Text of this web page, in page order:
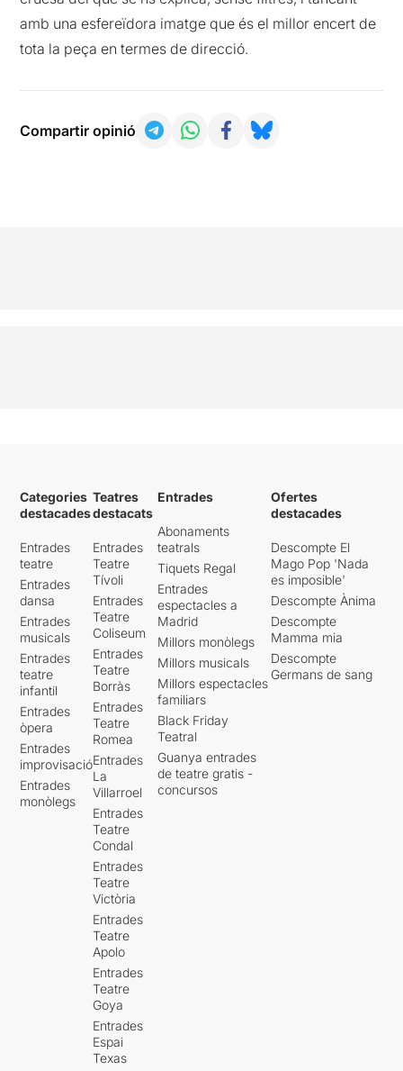
amb una esfereïdora imatge que és el millor encert de
tota la peça en termes de direcció.
Compartir opinió
Categories
destacades
Entrades
teatre
Entrades
dansa
Entrades
musicals
Entrades
teatre
infantil
Entrades
òpera
Entrades
improvisació
Entrades
monòlegs
Teatres
destacats
Entrades
Teatre
Tívoli
Entrades
Teatre
Coliseum
Entrades
Teatre
Borràs
Entrades
Teatre
Romea
Entrades
La
Villarroel
Entrades
Teatre
Condal
Entrades
Teatre
Victòria
Entrades
Teatre
Apolo
Entrades
Teatre
Goya
Entrades
Espai
Texas
Entrades
Abonaments
teatrals
Tiquets Regal
Entrades
espectacles a
Madrid
Millors monòlegs
Millors musicals
Millors espectacles
familiars
Black Friday
Teatral
Guanya entrades
de teatre gratis -
concursos
Ofertes
destacades
Descompte El
Mago Pop 'Nada
es imposible'
Descompte Ànima
Descompte
Mamma mia
Descompte
Germans de sang